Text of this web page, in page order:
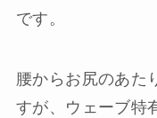
です。
腰からお尻のあた
すが、ウェーブ特